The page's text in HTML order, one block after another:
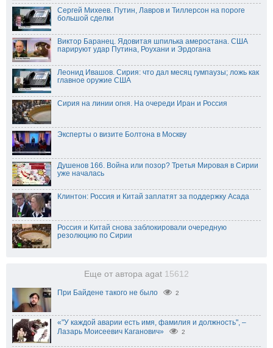
Сергей Михеев. Путин, Лавров и Тиллерсон на пороге
большой сделки
Виктор Баранец. Ядовитая шпилька амеростана. США
парируют удар Путина, Роухани и Эрдогана
Леонид Ивашов. Сирия: что дал месяц гумпаузы; ложь как
главное оружие США
Сирия на линии огня. На очереди Иран и Россия
Эксперты о визите Болтона в Москву
Душенов 166. Война или позор? Третья Мировая в Сирии
уже началась
Клинтон: Россия и Китай заплатят за поддержку Асада
Россия и Китай снова заблокировали очередную
резолюцию по Сирии
Еще от автора agat 15612
При Байдене такого не было 2
«"У каждой аварии есть имя, фамилия и должность", –
Лазарь Моисеевич Каганович»
2